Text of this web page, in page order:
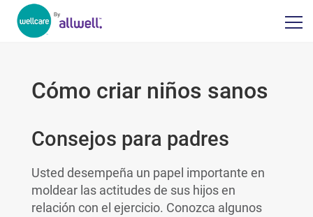
Cómo criar niños sanos
Consejos para padres
Usted desempeña un papel importante en
moldear las actitudes de sus hijos en
relación con el ejercicio. Conozca algunos